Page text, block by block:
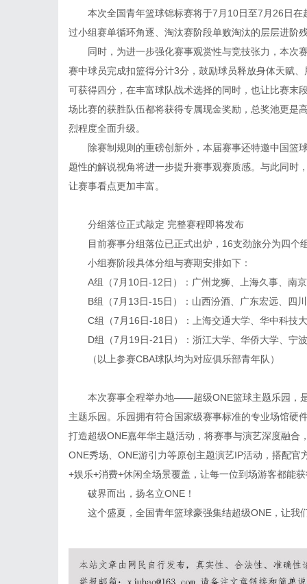
本次全国青年篮球锦标赛将于7月10日至7月26日
过小组赛单循环角逐、淘汰赛阶段单败淘汰的层层进阶
同时，为进一步强化赛事观赏性与竞技张力，本次
赛中球员完成扣篮得分计3分，鼓励球员释放身体天赋
可获得四分，在丰富球队战术选择的同时，也让比赛末
场比赛的获胜队伍都将获得专属现金奖励，总奖池更是
烈程度全面升级。
除赛制规则的重磅创新外，本届赛事还特邀中国篮
题性的解说视角将进一步提升赛事观赛质感。与此同时
让赛事看点更加丰富。
分组落位正式敲定 完整赛程即将发布
目前赛事分组落位已正式出炉，16支劲旅分为四个
小组赛阶段具体分组与赛期安排如下：
A组（7月10日-12日）：广州龙狮、上海久事、南
B组（7月13日-15日）：山西汾酒、广东宏远、四
C组（7月16日-18日）：上海交通大学、华中科技
D组（7月19日-21日）：浙江大学、华侨大学、宁
（以上参赛CBA球队均为对应俱乐部青年队）
本次赛事全程举办地——超级ONE篮球主题乐园，
主题乐园。乐园拥有符合国家级赛事标准的专业场馆硬
打造超级ONE嘉年华主题活动，将赛事与演艺深度融
ONE秀场、ONE游引力等原创主题演艺IP活动，搭配
+娱乐+消费+休闲全场景覆盖，让每一位到场游客都能
破界而出，扬名立ONE！
这个盛夏，全国青年篮球豪强集结超级ONE，让我